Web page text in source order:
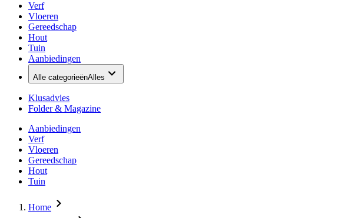
Verf
Vloeren
Gereedschap
Hout
Tuin
Aanbiedingen
Alle categorieënAlles
Klusadvies
Folder & Magazine
Aanbiedingen
Verf
Vloeren
Gereedschap
Hout
Tuin
Home